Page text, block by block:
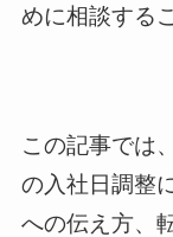
めに相談する
この記事では
の入社日調整
への伝え方、